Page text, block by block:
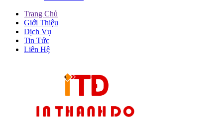
Trang Chủ
Giới Thiệu
Dịch Vụ
Tin Tức
Liên Hệ